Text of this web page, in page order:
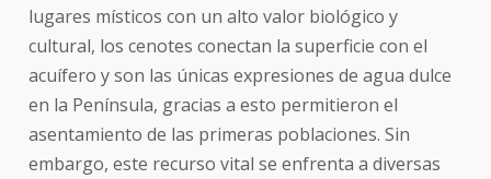
lugares místicos con un alto valor biológico y
cultural, los cenotes conectan la superficie con el
acuífero y son las únicas expresiones de agua dulce
en la Península, gracias a esto permitieron el
asentamiento de las primeras poblaciones. Sin
embargo, este recurso vital se enfrenta a diversas